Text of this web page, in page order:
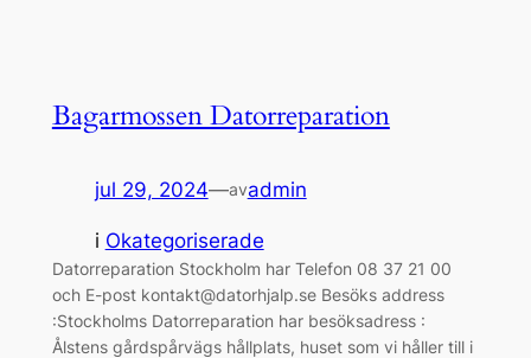
Bagarmossen Datorreparation
jul 29, 2024—avadmin
i Okategoriserade
Datorreparation Stockholm har Telefon 08 37 21 00
och E-post kontakt@datorhjalp.se Besöks address
:Stockholms Datorreparation har besöksadress :
Ålstens gårdspårvägs hållplats, huset som vi håller till i